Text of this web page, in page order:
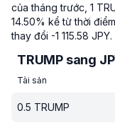
của tháng trước, 1
14.50% kể từ thời
thay đổi -1 115.58 JPY.
TRUMP sang
Tài sản
0.5 TRUMP